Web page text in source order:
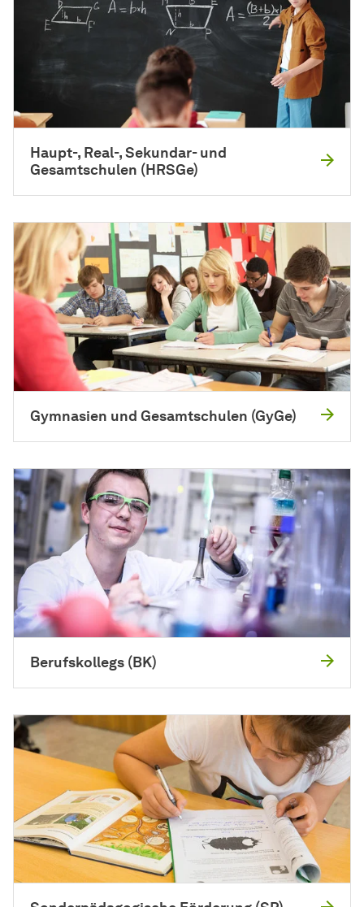
Haupt-, Real-, Sekundar- und
Gesamtschulen (HRSGe)
Gymnasien und Gesamtschulen (GyGe)
Berufskollegs (BK)